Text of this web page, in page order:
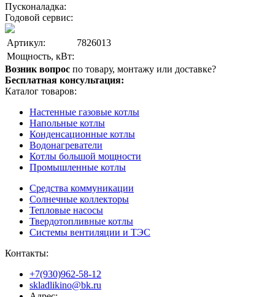
Пусконаладка:
Годовой сервис:
Артикул:
7826013
Мощность, кВт:
Возник вопрос по товару, монтажу или доставке?
Бесплатная консультация:
Каталог товаров:
Настенные газовые котлы
Напольные котлы
Конденсационные котлы
Водонагреватели
Котлы большой мощности
Промышленные котлы
Средства коммуникации
Солнечные коллекторы
Тепловые насосы
Твердотопливные котлы
Системы вентиляции и ТЭС
Контакты:
+7(930)962-58-12
skladlikino@bk.ru